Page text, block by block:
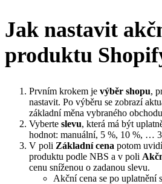
Jak nastavit
produktu
Prvním krokem je výběr shopu,
nastavit. Po výběru se zobrazí
základní měna vybraného
Vyberte slevu, která má být
hodnot: manuální, 5 %, 10 %, …
V poli Základní cena potom
produktu podle NBS a v poli
cenu sníženou o zadanou slevu.
Akční cena se po uplatnění